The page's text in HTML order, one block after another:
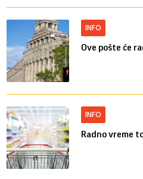
INFO
Ove pošte će
INFO
Radno vreme